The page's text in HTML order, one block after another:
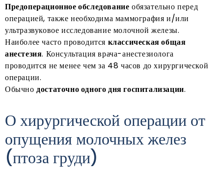
Предоперационное обследование обязательно перед
операцией, также необходима маммография и/или
ультразвуковое исследование молочной железы.
Наиболее часто проводится классическая общая
анестезия. Консультация врача-анестезиолога
проводится не менее чем за 48 часов до хирургической
операции.
Обычнодостаточно одного дня госпитализации.
О хирургической операции от
опущения молочных желез
(птоза груди)